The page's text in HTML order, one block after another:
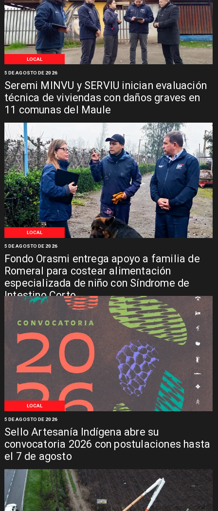
LOCAL
Seremi MINVU y SERVIU inician evaluación
técnica de viviendas con daños graves en
11 comunas del Maule
5 DE AGOSTO DE 2026
LOCAL
Fondo Orasmi entrega apoyo a familia de
Romeral para costear alimentación
especializada de niño con Síndrome de
Intestino Corto
5 DE AGOSTO DE 2026
LOCAL
Sello Artesanía Indígena abre su
convocatoria 2026 con postulaciones hasta
el 7 de agosto
5 DE AGOSTO DE 2026